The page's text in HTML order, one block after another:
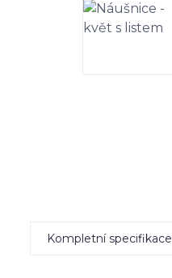
Kompletní specifikace